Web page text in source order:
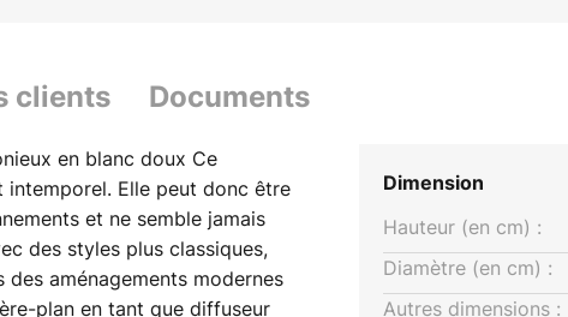
clients Documents
en blanc doux Ce
Elle peut donc être
et ne semble jamais
des styles plus classiques,
aménagements modernes
plan en tant que diffuseur
Dimension
Hauteur (en cm) :
Diamètre (en cm) :
Autres dimensions :